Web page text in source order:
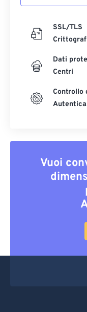
SSL/TLS
Dati
Centri
Controllo
Vuoi